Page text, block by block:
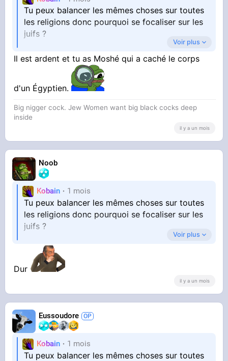
Tu peux balancer les mêmes choses sur toutes
les religions donc pourquoi se focaliser sur les
juifs ?
Ah oui, c'est plus simple de les considérer
comme les responsables de l'échec de ta vie
Voir plus
Il est ardent et tu as Moshé qui a caché le corps
d'un Égyptien.
Big nigger cock. Jew Women want big black cocks deep
inside
il y a un mois
Noob
Kobain 1 mois
Tu peux balancer les mêmes choses sur toutes
les religions donc pourquoi se focaliser sur les
juifs ?
Ah oui, c'est plus simple de les considérer
comme les responsables de l'échec de ta vie
Voir plus
Dur
il y a un mois
Eussoudore
Kobain 1 mois
Tu peux balancer les mêmes choses sur toutes